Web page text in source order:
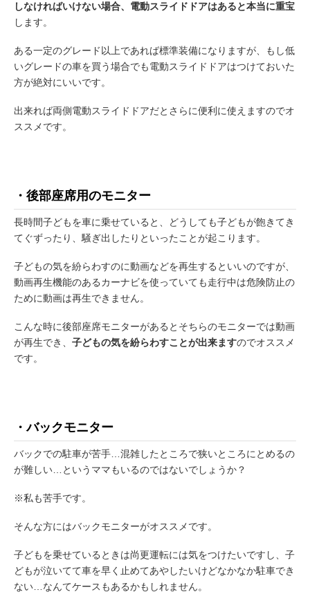
しなければいけない場合、電動スライドドアはあると本当に重宝
します。
ある一定のグレード以上であれば標準装備になりますが、もし低
いグレードの車を買う場合でも電動スライドドアはつけておいた
方が絶対にいいです。
出来れば両側電動スライドドアだとさらに便利に使えますのでオ
ススメです。
・後部座席用のモニター
長時間子どもを車に乗せていると、どうしても子どもが飽きてき
てぐずったり、騒ぎ出したりといったことが起こります。
子どもの気を紛らわすのに動画などを再生するといいのですが、
動画再生機能のあるカーナビを使っていても走行中は危険防止の
ために動画は再生できません。
こんな時に後部座席モニターがあるとそちらのモニターでは動画
が再生でき、 子どもの気を紛らわすことが出来ますのでオススメ
です。
・バックモニター
バックでの駐車が苦手…混雑したところで狭いところにとめるの
が難しい…というママもいるのではないでしょうか？
※私も苦手です。
そんな方にはバックモニターがオススメです。
子どもを乗せているときは尚更運転には気をつけたいですし、子
どもが泣いてて車を早く止めてあやしたいけどなかなか駐車でき
ない…なんてケースもあるかもしれません。